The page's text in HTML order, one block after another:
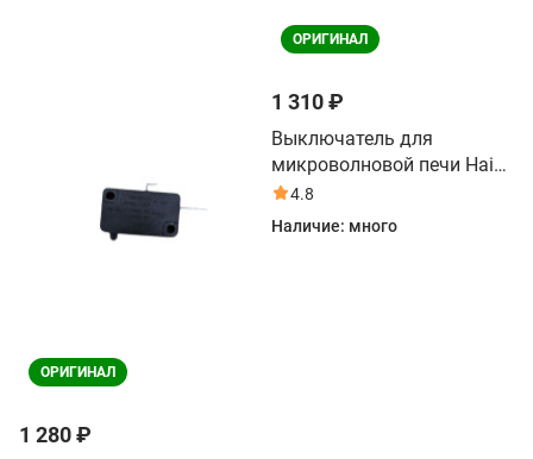
ОРИГИНАЛ
1 280 ₽
ОРИГИНАЛ
1 310 ₽
Выключатель для
микроволновой печи Haier
HMX-DG259X
4.8
Наличие: много